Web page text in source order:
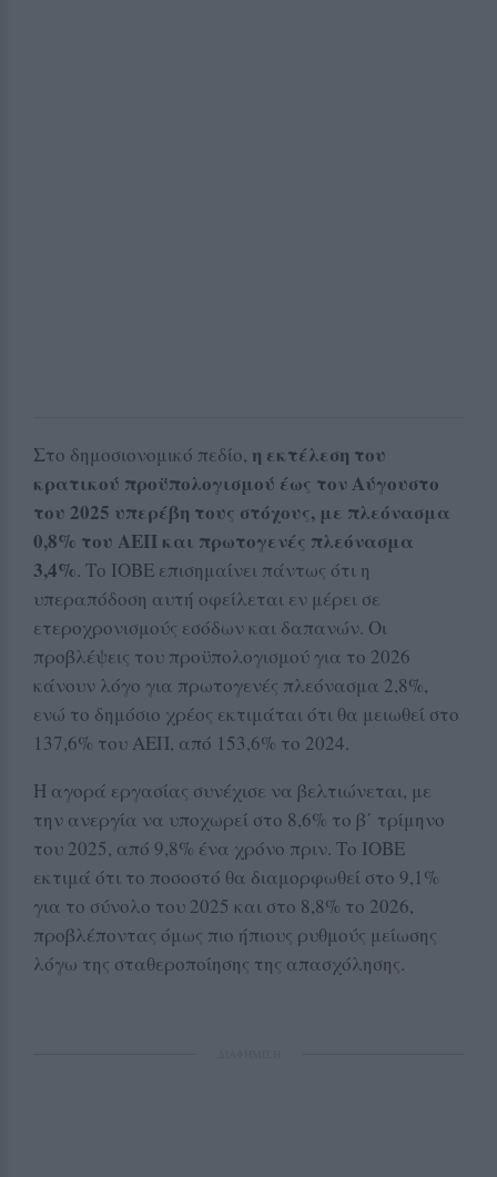
Στο δημοσιονομικό πεδίο, η εκτέλεση του
κρατικού προϋπολογισμού έως τον Αύγουστο
του 2025 υπερέβη τους στόχους, με πλεόνασμα
0,8% του ΑΕΠ και πρωτογενές πλεόνασμα
3,4%. Το ΙΟΒΕ επισημαίνει πάντως ότι η
υπεραπόδοση αυτή οφείλεται εν μέρει σε
ετεροχρονισμούς εσόδων και δαπανών. Οι
προβλέψεις του προϋπολογισμού για το 2026
κάνουν λόγο για πρωτογενές πλεόνασμα 2,8%,
ενώ το δημόσιο χρέος εκτιμάται ότι θα μειωθεί στο
137,6% του ΑΕΠ, από 153,6% το 2024.
Η αγορά εργασίας συνέχισε να βελτιώνεται, με
την ανεργία να υποχωρεί στο 8,6% το β΄ τρίμηνο
του 2025, από 9,8% ένα χρόνο πριν. Το ΙΟΒΕ
εκτιμά ότι το ποσοστό θα διαμορφωθεί στο 9,1%
για το σύνολο του 2025 και στο 8,8% το 2026,
προβλέποντας όμως πιο ήπιους ρυθμούς μείωσης
λόγω της σταθεροποίησης της απασχόλησης.